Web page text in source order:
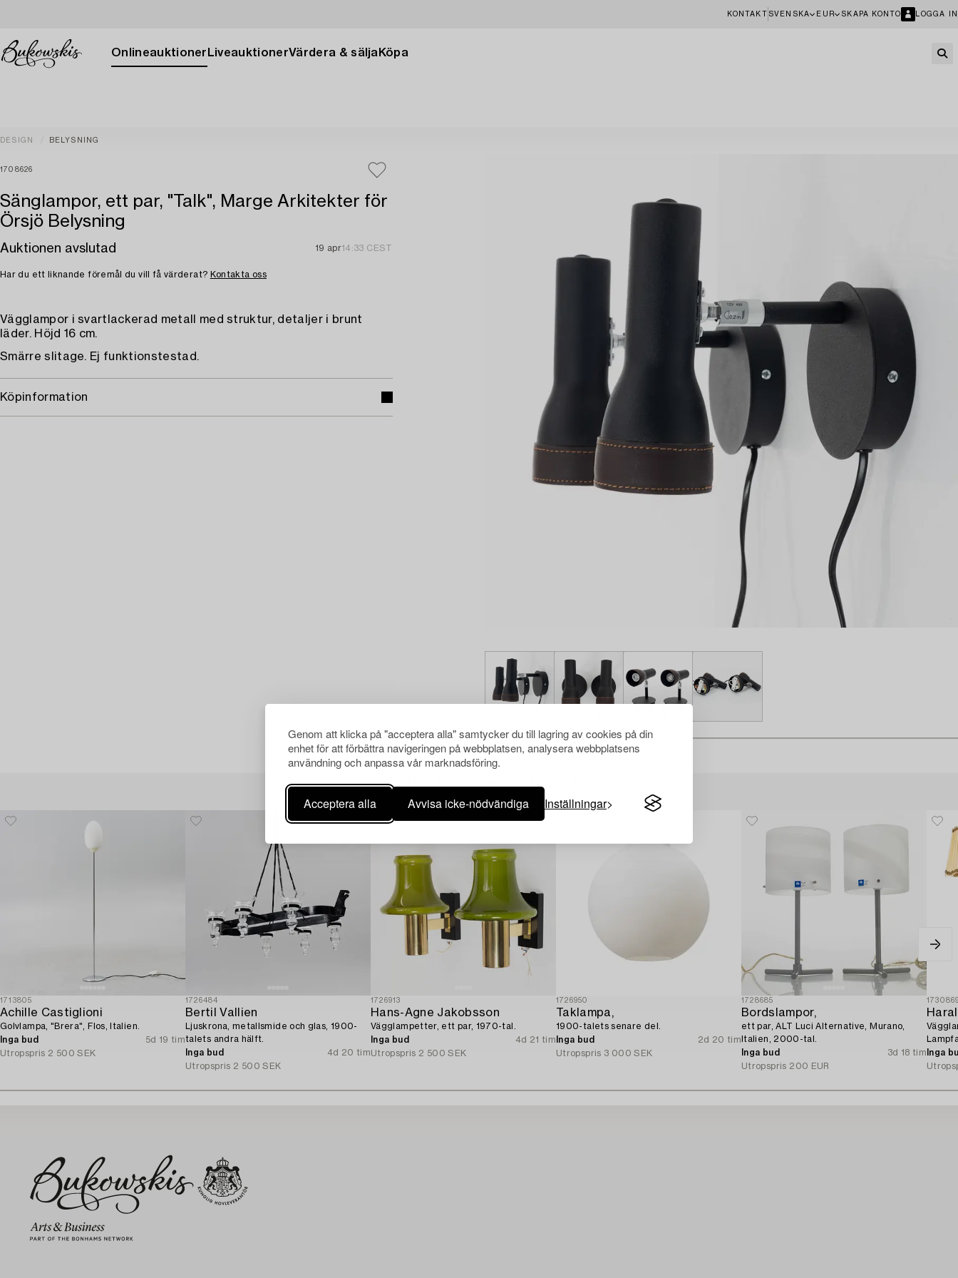
Genom att klicka på "acceptera alla" samtycker du till lagring av cookies på din
enhet för att förbättra navigeringen på webbplatsen, analysera webbplatsens
användning och anpassa vår marknadsföring.
Acceptera alla Avvisa icke-nödvändiga Inställningar
KONTAKT SVENSKA EUR SKAPA KONTO LOGGA IN
Onlineauktioner LiveauktionerVärdera & sälja Köpa
DESIGN BELYSNING
1708626
Sänglampor, ett par, "Talk", Marge Arkitekter för
Örsjö Belysning
Auktionen avslutad 19 apr14:33 CEST
Har du ett liknande föremål du vill få värderat? Kontakta oss
Vägglampor i svartlackerad metall med struktur, detaljer i brunt
läder. Höjd 16 cm.
Smärre slitage. Ej funktionstestad.
Köpinformation
Andra har även tittat på
1713805
Achille Castiglioni
Golvlampa, "Brera", Flos, Italien.
Inga bud
5d 19 tim
Utropspris 2 500 SEK
1726484
Bertil Vallien
Ljuskrona, metallsmide och glas, 1900-
talets andra hälft.
Inga bud
4d 20 tim
Utropspris 2 500 SEK
1726913
Hans-Agne Jakobsson
Vägglampetter, ett par, 1970-tal.
Inga bud
4d 21 tim
Utropspris 2 500 SEK
1726950
Taklampa,
1900-talets senare del.
Inga bud
2d 20 tim
Utropspris 3 000 SEK
1728685
Bordslampor,
ett par, ALT Luci Alternative, Murano,
Italien, 2000-tal.
Inga bud
3d 18 tim
Utropspris 200 EUR
Inga